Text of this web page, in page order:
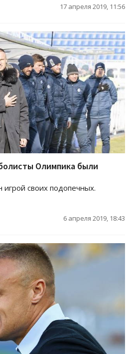
17 апреля 2019, 11:56
Олимпика были
игрой своих подопечных.
6 апреля 2019, 18:43